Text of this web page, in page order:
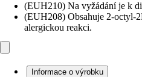
(EUH210) Na vyžádání je k
(EUH208) Obsahuje 2-octyl-
alergickou reakci.
Informace o výrobku